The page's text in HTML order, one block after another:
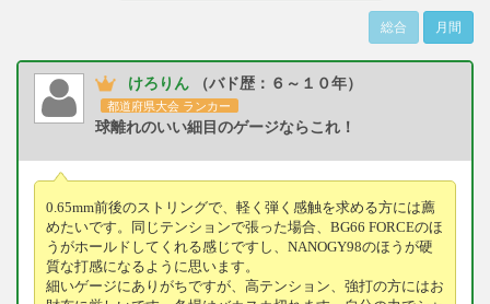
総合 月間
けろりん （バド歴：６～１０年）
都道府県大会 ランカー
球離れのいい細目のゲージならこれ！
0.65mm前後のストリングで、軽く弾く感触を求める方には薦
めたいです。同じテンションで張った場合、BG66 FORCEのほ
うがホールドしてくれる感じですし、NANOGY98のほうが硬
質な打感になるように思います。
細いゲージにありがちですが、高テンション、強打の方にはお